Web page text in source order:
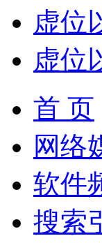
虚位
虚位
首 页
网络
软件
搜索